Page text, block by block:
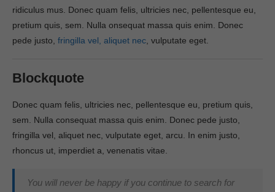
ridiculus mus. Donec quam felis, ultricies nec, pellentesque eu,
pretium quis, sem. Nulla onsequat massa quis enim. Donec
pede justo, fringilla vel, aliquet nec , vulputate eget.
Blockquote
Donec quam felis, ultricies nec, pellentesque eu, pretium quis,
sem. Nulla consequat massa quis enim. Donec pede justo,
fringilla vel, aliquet nec, vulputate eget, arcu. In enim justo,
rhoncus ut, imperdiet a, venenatis vitae.
You will never be happy if you continue to search for